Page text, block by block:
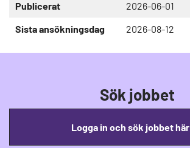
Publicerat
2026-06-01
Sista ansökningsdag
2026-08-12
Sök jobbet
Logga in och sök jobbet här